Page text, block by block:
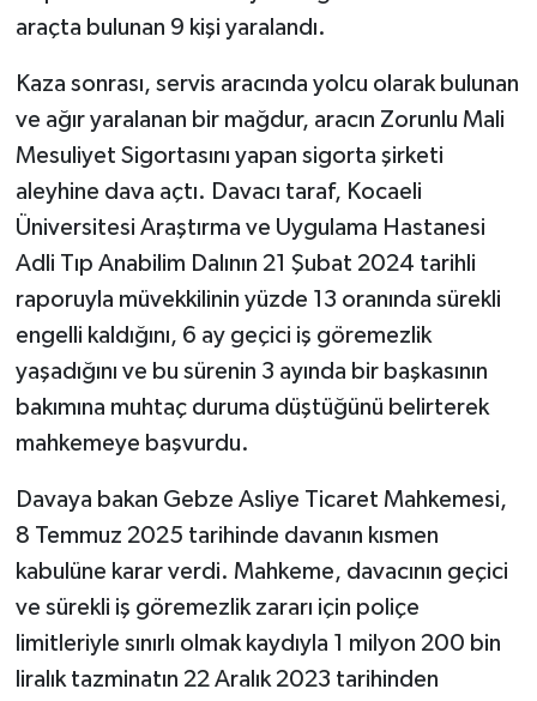
araçta bulunan 9 kişi yaralandı.
Kaza sonrası, servis aracında yolcu olarak bulunan
ve ağır yaralanan bir mağdur, aracın Zorunlu Mali
Mesuliyet Sigortasını yapan sigorta şirketi
aleyhine dava açtı. Davacı taraf, Kocaeli
Üniversitesi Araştırma ve Uygulama Hastanesi
Adli Tıp Anabilim Dalının 21 Şubat 2024 tarihli
raporuyla müvekkilinin yüzde 13 oranında sürekli
engelli kaldığını, 6 ay geçici iş göremezlik
yaşadığını ve bu sürenin 3 ayında bir başkasının
bakımına muhtaç duruma düştüğünü belirterek
mahkemeye başvurdu.
Davaya bakan Gebze Asliye Ticaret Mahkemesi,
8 Temmuz 2025 tarihinde davanın kısmen
kabulüne karar verdi. Mahkeme, davacının geçici
ve sürekli iş göremezlik zararı için poliçe
limitleriyle sınırlı olmak kaydıyla 1 milyon 200 bin
liralık tazminatın 22 Aralık 2023 tarihinden